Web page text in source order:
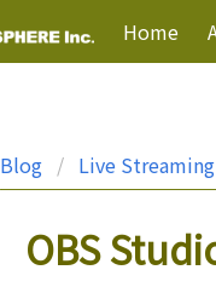
Home
Blog Live Streaming
OBS